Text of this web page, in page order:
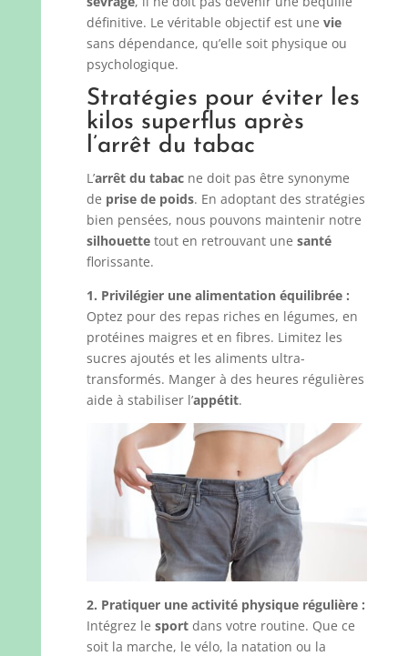
définitive. Le véritable objectif est une vie
sans dépendance, qu’elle soit physique ou
psychologique.
Stratégies pour éviter les
kilos superflus après
l’arrêt du tabac
L’arrêt du tabacne doit pas être synonyme
de prise de poids. En adoptant des stratégies
bien pensées, nous pouvons maintenir notre
silhouettetout en retrouvant une santé
florissante.
1. Privilégier une alimentation équilibrée :
Optez pour des repas riches en légumes, en
protéines maigres et en fibres. Limitez les
sucres ajoutés et les aliments ultra-
transformés. Manger à des heures régulières
aide à stabiliser l’appétit.
2. Pratiquer une activité physique régulière :
Intégrez le sportdans votre routine. Que ce
soit la marche, le vélo, la natation ou la